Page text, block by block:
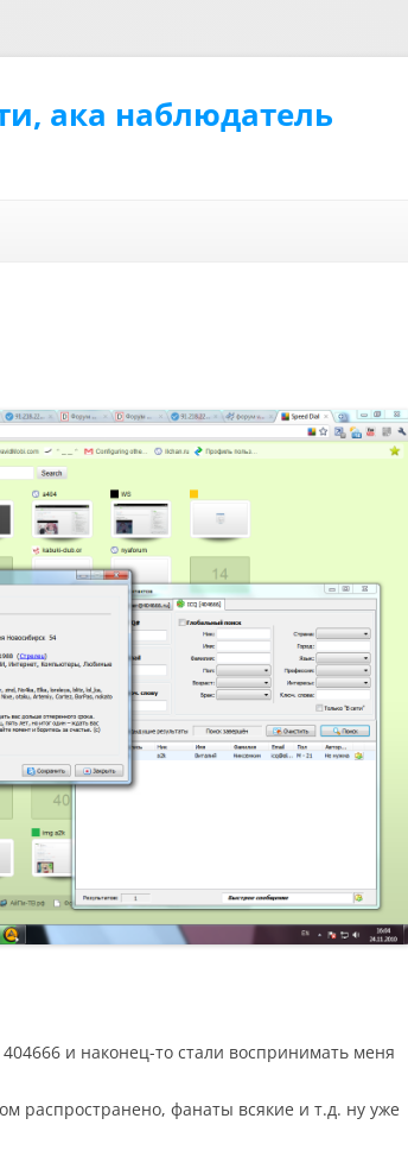
ака наблюдатель
и наконец-то стали воспринимать меня
распространено, фанаты всякие и т.д. ну уже